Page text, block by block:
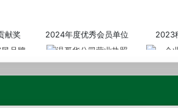
献奖 2024年度优秀会员单位 2023